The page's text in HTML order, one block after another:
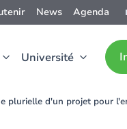
News Agenda
Université
plurielle d'un projet pour